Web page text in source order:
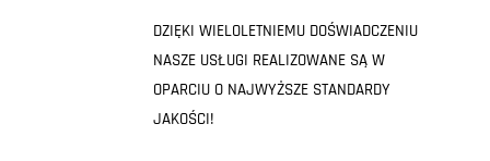
DZIĘKI WIELOLETNIEMU DOŚWIADCZENIU
NASZE USŁUGI REALIZOWANE SĄ W
OPARCIU O NAJWYŻSZE STANDARDY
JAKOŚCI!